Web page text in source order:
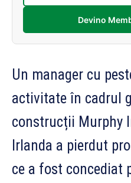
Devino
Un manager cu
activitate în cadrul
construcții Murphy
Irlanda a pierdut
ce a fost concediat